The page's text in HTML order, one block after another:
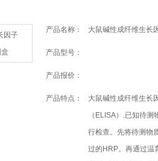
产品名称： 大鼠碱性成纤维生长
产品型号：
产品报价：
产品特点：
大鼠碱性成纤维生长
（ELISA）.已知待
行检查。先将待测物
过的HRP。再通过温